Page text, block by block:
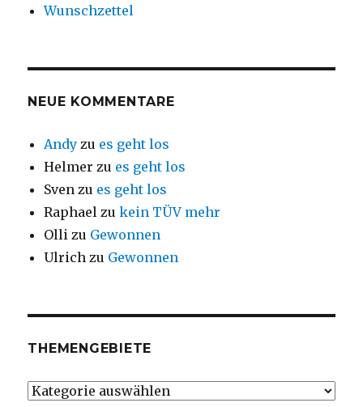
Wunschzettel
NEUE KOMMENTARE
Andy zu es geht los
Helmer zu es geht los
Sven zu es geht los
Raphael zukein TÜV mehr
Olli zu Gewonnen
Ulrich zu Gewonnen
THEMENGEBIETE
Themengebiete